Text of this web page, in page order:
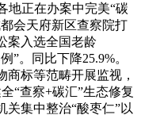
地正在办案中完美“碳
会天府新区查察院打
案入选全国老龄
”。同比下降25.9%。
标等范畴开展监视，
“查察+碳汇”生态修复
集中整治“酸枣仁”以